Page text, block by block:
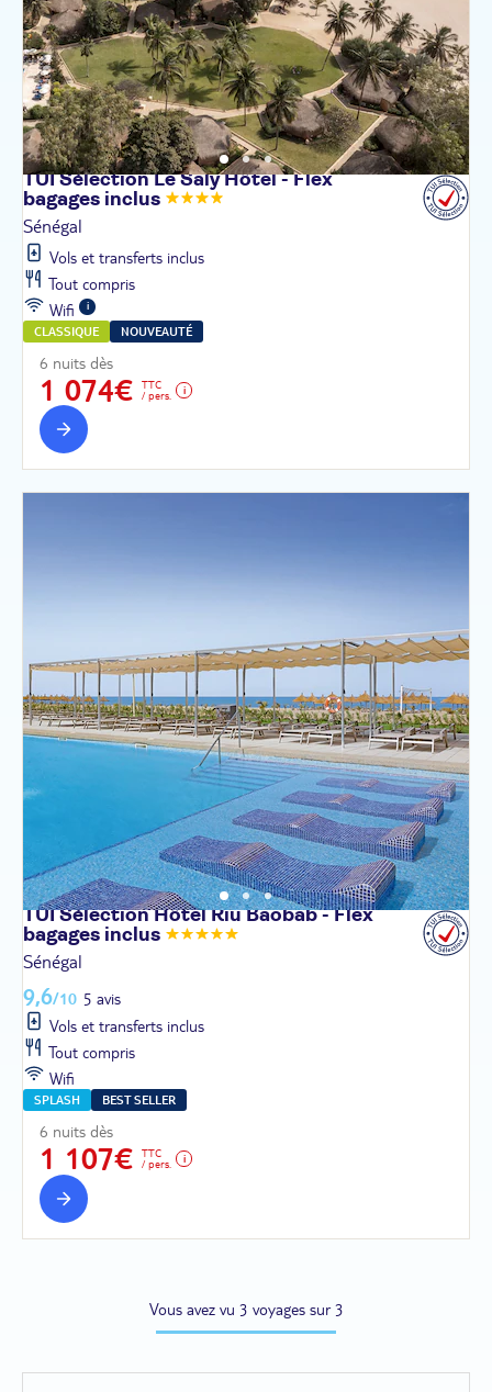
TUI Sélection Le Saly Hôtel - Flex
bagages inclus
Sénégal
Vols et transferts inclus
Tout compris
Wifi
CLASSIQUE NOUVEAUTÉ
6 nuits dès
1 074€
TTC
/ pers.
TUI Sélection Hôtel Riu Baobab - Flex
bagages inclus
Sénégal
9,6/10 5 avis
Vols et transferts inclus
Tout compris
Wifi
SPLASH BEST SELLER
6 nuits dès
1 107€
TTC
/ pers.
Vous avez vu 3 voyages sur 3